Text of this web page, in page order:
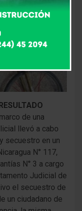
de una
llevó a cabo
secuestro en un
N° 117,
N° 3 a cargo
Judicial de
el secuestro de
un ciudadano de